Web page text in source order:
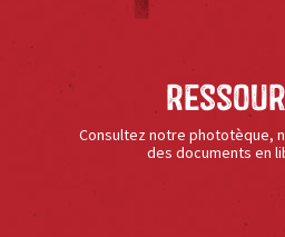
Consultez notre phototèque,
des documents en